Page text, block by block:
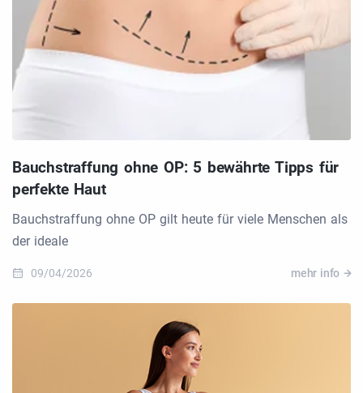
Bauchstraffung ohne OP: 5 bewährte Tipps für
perfekte Haut
Bauchstraffung ohne OP gilt heute für viele Menschen als
der ideale
09/04/2026 mehr info